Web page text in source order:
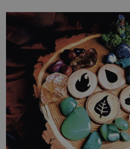
partnera. Stačily mi knihy,
studiích jsem odešla z rodného